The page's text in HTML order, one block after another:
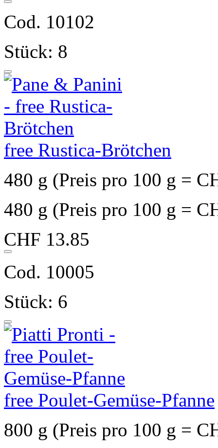
Cod. 10102
Stück: 8
free Rustica-Brötchen
480 g (Preis pro 100 g =
480 g (Preis pro 100 g =
CHF 13.85
Cod. 10005
Stück: 6
free Poulet-Gemüse-Pfanne
800 g (Preis pro 100 g =